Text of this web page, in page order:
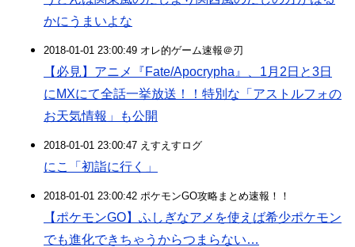
かにうまいよな
2018-01-01 23:00:49 オレ的ゲーム速報＠刃
【必見】アニメ『Fate/Apocrypha』、1月2日と3日
にMXにて全話一挙放送！！特別な「アストルフォの
お天気情報」も公開
2018-01-01 23:00:47 えすえすログ
にこ「初詣に行く」
2018-01-01 23:00:42 ポケモンGO攻略まとめ速報！！
【ポケモンGO】ふしぎなアメを使えば希少ポケモン
でも進化できちゃうからつまらない…